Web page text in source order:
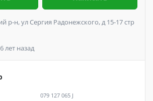
р-н, ул Сергия Радонежского, д 15-17 стр
лет назад
079 127 065 J